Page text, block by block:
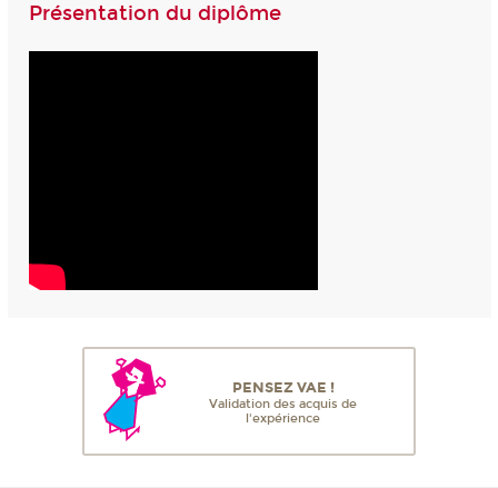
Présentation du diplôme
PENSEZ VAE !
Validation des acquis de
l'expérience